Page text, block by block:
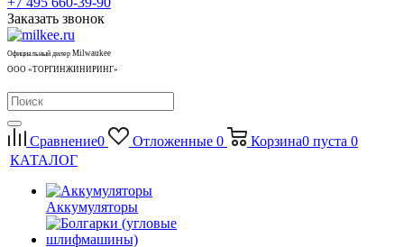
Заказать звонок
Официальный дилер Milwaukee
ООО «ТОРГИНЖИНИРИНГ»
Сравнение0 Отложенные 0 Корзина0 пуста 0
КАТАЛОГ
Аккумуляторы